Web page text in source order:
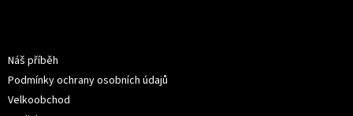
Náš příběh
Podmínky ochrany osobních údajů
Velkoobchod